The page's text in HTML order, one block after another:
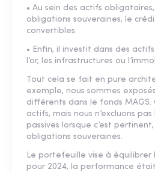
• Au sein des actifs
obligations souveraines, le
convertibles.
• Enfin, il investit dans des
l’or, les infrastructures ou
Tout cela se fait en pure
exemple, nous sommes
différents dans le fonds MAGS.
actifs, mais nous n’excluons
passives lorsque c’est
obligations souveraines.
Le portefeuille vise à
pour 2024, la performance